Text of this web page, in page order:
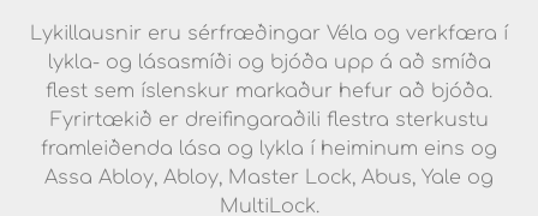
Lykillausnir eru sérfræðingar Véla og verkfæra í
lykla- og lásasmíði og bjóða upp á að smíða
flest sem íslenskur markaður hefur að bjóða.
Fyrirtækið er dreifingaraðili flestra sterkustu
framleiðenda lása og lykla í heiminum eins og
Assa Abloy, Abloy, Master Lock, Abus, Yale og
MultiLock.